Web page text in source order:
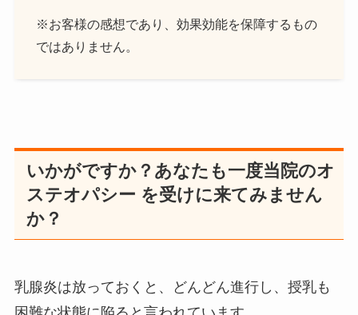
※お客様の感想であり、効果効能を保障するもの
ではありません。
いかがですか？あなたも一度当院のオ
ステオパシー を受けに来てみません
か？
乳腺炎は放っておくと、どんどん進行し、授乳も